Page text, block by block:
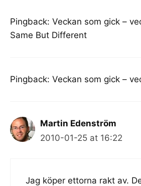
Pingback: Veckan som gick –
Same But Different
Pingback: Veckan som gick –
Martin Edenström
2010-01-25 at 16:22
Jag köper ettorna rakt av.